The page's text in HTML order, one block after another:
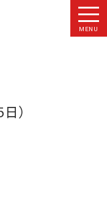
MENU
）